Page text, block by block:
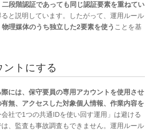
二段階認証であっても同じ認証要素を重ねてい
ると説明しています。したがって、運用ルール
理媒体のうち独立した2要素を使う ことを基
ントにする
には、保守要員の専用アカウントを使用させ
無、アクセスした対象個人情報、作業内容を
社で1つの共通IDを使い回す運用」は避ける
、監査も事故調査もできません。運用ルール